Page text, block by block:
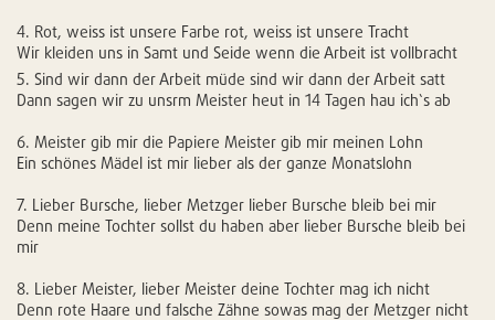
4. Rot, weiss ist unsere Farbe rot, weiss ist unsere Tracht
Wir kleiden uns in Samt und Seide wenn die Arbeit ist vollbracht
5. Sind wir dann der Arbeit müde sind wir dann der Arbeit satt
Dann sagen wir zu unsrm Meister heut in 14 Tagen hau ich`s ab
6. Meister gib mir die Papiere Meister gib mir meinen Lohn
Ein schönes Mädel ist mir lieber als der ganze Monatslohn
7. Lieber Bursche, lieber Metzger lieber Bursche bleib bei mir
Denn meine Tochter sollst du haben aber lieber Bursche bleib bei
mir
8. Lieber Meister, lieber Meister deine Tochter mag ich nicht
Denn rote Haare und falsche Zähne sowas mag der Metzger nicht